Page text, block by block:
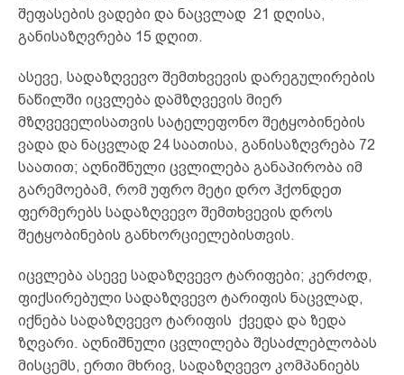
შეფასების ვადები და ნაცვლად 21 დღისა,
განისაზღვრება 15 დღით.
ასევე, სადაზღვევო შემთხვევის დარეგულირების
ნაწილში იცვლება დამზღვევის მიერ
მზღვეველისათვის სატელეფონო შეტყობინების
ვადა და ნაცვლად 24 საათისა, განისაზღვრება 72
საათით; აღნიშნული ცვლილება განაპირობა იმ
გარემოებამ, რომ უფრო მეტი დრო ჰქონდეთ
ფერმერებს სადაზღვევო შემთხვევის დროს
შეტყობინების განხორციელებისთვის.
იცვლება ასევე სადაზღვევო ტარიფები; კერძოდ,
ფიქსირებული სადაზღვევო ტარიფის ნაცვლად,
იქნება სადაზღვევო ტარიფის ქვედა და ზედა
ზღვარი. აღნიშნული ცვლილება შესაძლებლობას
მისცემს, ერთი მხრივ, სადაზღვევო კომპანიებს